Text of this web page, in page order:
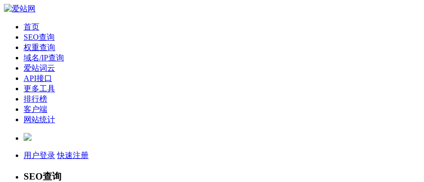
首页
SEO查询
权重查询
域名/IP查询
爱站词云
API接口
更多工具
排行榜
客户端
网站统计
用户登录 快速注册
SEO查询